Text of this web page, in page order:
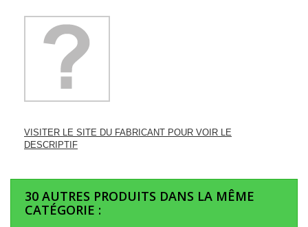
VISITER LE SITE DU FABRICANT POUR VOIR LE
DESCRIPTIF
30 AUTRES PRODUITS DANS LA MÊME
CATÉGORIE :